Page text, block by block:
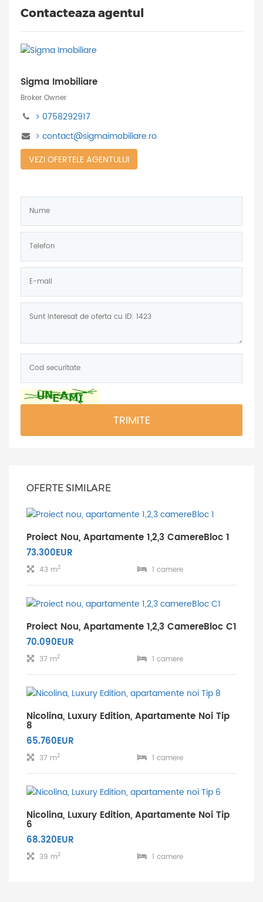
Contacteaza agentul
Sigma Imobiliare
Broker Owner
0758292917
contact@sigmaimobiliare.ro
VEZI OFERTELE AGENTULUI
mail:
securitate:
*
TRIMITE
OFERTE SIMILARE
Proiect Nou, Apartamente 1,2,3 CamereBloc 1
73.300EUR
43 m2 1 camere
Proiect Nou, Apartamente 1,2,3 CamereBloc C1
70.090EUR
37 m2 1 camere
Nicolina, Luxury Edition, Apartamente Noi Tip
8
65.760EUR
37 m2 1 camere
Nicolina, Luxury Edition, Apartamente Noi Tip
6
68.320EUR
39 m2 1 camere